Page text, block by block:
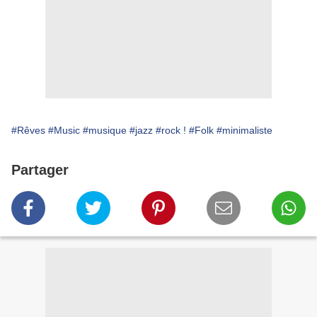
#Rêves #Music #musique #jazz #rock ! #Folk #minimaliste
Partager